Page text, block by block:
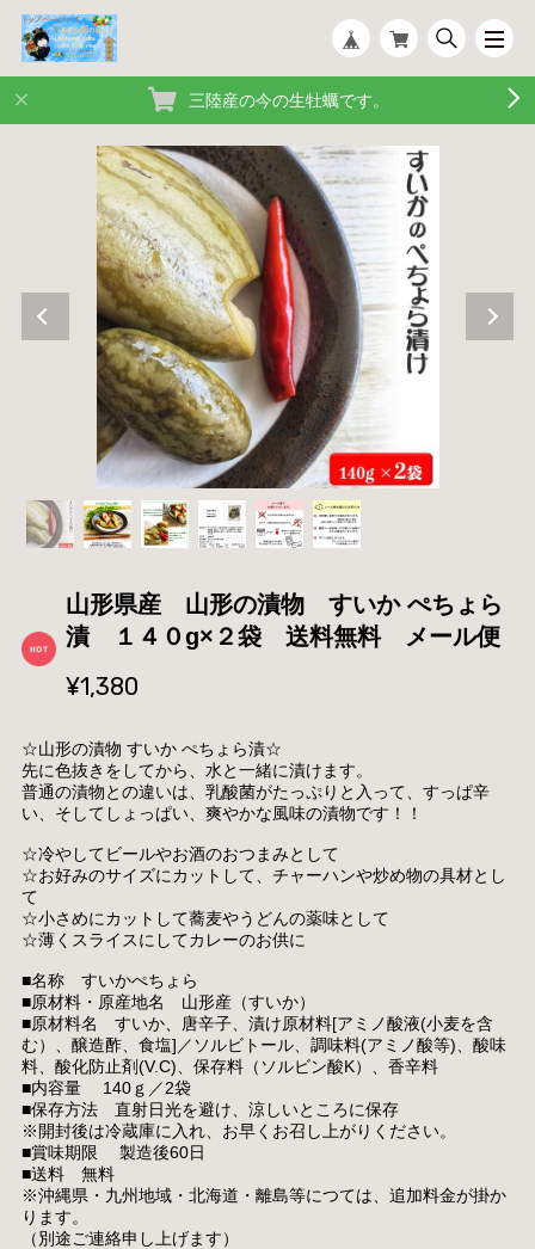
三陸産の今の生牡蠣です。
山形県産 山形の漬物 すいか ぺちょら
漬 １４０g×２袋 送料無料 メール便
¥1,380
☆山形の漬物 すいか ぺちょら漬☆
先に色抜きをしてから、水と一緒に漬けます。
普通の漬物との違いは、乳酸菌がたっぷりと入って、すっぱ辛
い、そしてしょっぱい、爽やかな風味の漬物です！！
☆冷やしてビールやお酒のおつまみとして
☆お好みのサイズにカットして、チャーハンや炒め物の具材とし
て
☆小さめにカットして蕎麦やうどんの薬味として
☆薄くスライスにしてカレーのお供に
■名称 すいかぺちょら
■原材料・原産地名 山形産（すいか）
■原材料名 すいか、唐辛子、漬け原材料[アミノ酸液(小麦を含
む）、醸造酢、食塩]／ソルビトール、調味料(アミノ酸等)、酸味
料、酸化防止剤(V.C)、保存料（ソルビン酸K）、香辛料
■内容量 140ｇ／2袋
■保存方法 直射日光を避け、涼しいところに保存
※開封後は冷蔵庫に入れ、お早くお召し上がりください。
■賞味期限 製造後60日
■送料 無料
※沖縄県・九州地域・北海道・離島等につては、追加料金が掛か
ります。
（別途ご連絡申し上げます）